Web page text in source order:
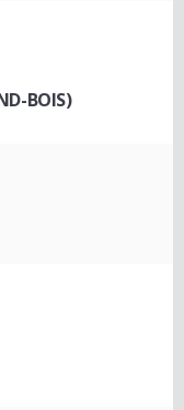
BOIS)